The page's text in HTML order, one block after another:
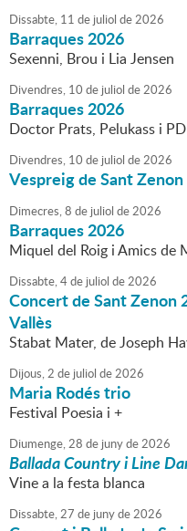
Dissabte, 11 de juliol de2026
Barraques 2026
Sexenni, Brou i Lia Jensen
Divendres, 10 de juliol de2026
Barraques 2026
Doctor Prats, Pelukass i
Divendres, 10 de juliol de2026
Vespreig de Sant
Dimecres,8 de juliol de2026
Barraques 2026
Miquel del Roig i Amics de
Dissabte,4de juliol de2026
Concert de Sant Zenon
Vallès
Stabat Mater, de Joseph
Dijous,2 de juliol de2026
Maria Rodés trio
Festival Poesia i +
Diumenge,28 de junyde2026
Ballada Country i Line
Vine a la festa blanca
Dissabte,27 de junyde2026